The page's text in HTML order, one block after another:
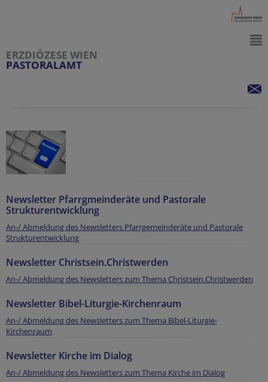
ERZDIÖZESE WIEN
PASTORALAMT
Newsletter Pfarrgmeinderäte und Pastorale
Strukturentwicklung
An-/ Abmeldung des Newsletters Pfarrgemeinderäte und Pastorale
Strukturentwicklung
Newsletter Christsein.Christwerden
An-/ Abmeldung des Newsletters zum Thema Christsein.Christwerden
Newsletter Bibel-Liturgie-Kirchenraum
An-/ Abmeldung des Newsletters zum Thema Bibel-Liturgie-
Kirchenraum
Newsletter Kirche im Dialog
An-/ Abmeldung des Newsletters zum Thema Kirche im Dialog